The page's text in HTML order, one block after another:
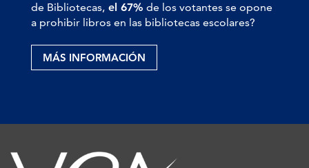
de Bibliotecas, el 67% de los votantes se opone
a prohibir libros en las bibliotecas escolares?
MÁS INFORMACIÓN